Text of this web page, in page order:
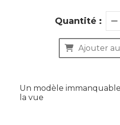
Quantité :
Ajouter
Un modèle
la vue